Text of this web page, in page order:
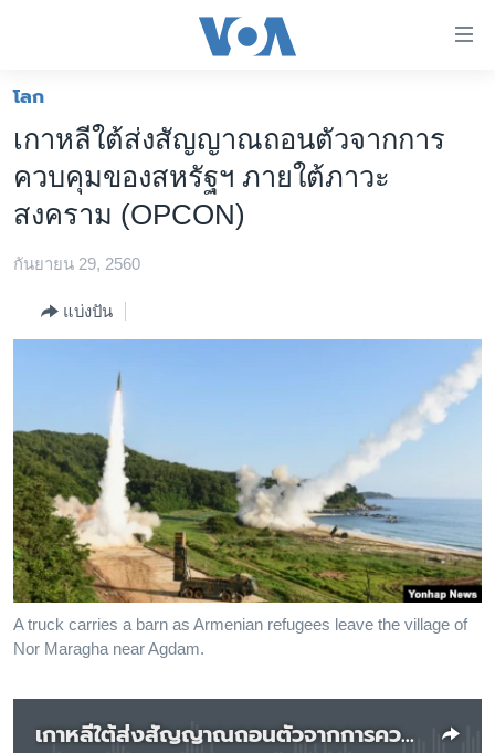
ต่อ
ไป
เนื้อหา
หลัก
ไป
ข้าม
การ
ค้นหา
โลก
เอเชีย
ไทย
ธุรกิจ
สังคมและสุขภาพ
ไลฟ์สไตล์
ตรวจสอบข่าว
เรียนรู้ภาษาอังกฤษ
พอดคาสต์
ติดตามเรา
เลือกภาษา
โลก
เกาหลีใต้ส่งสัญญาณถอนตัวจากการ
ควบคุมของสหรัฐฯ ภายใต้ภาวะ
สงคราม (OPCON)
กันยายน 29, 2560
แบ่งปัน
A truck carries a barn as Armenian refugees leave the village of
Nor Maragha near Agdam.
เกาหลีใต้ส่งสัญญาณถอนตัวจากการควบคุมของสหรัฐฯ ภายใต้ภาวะสงคราม